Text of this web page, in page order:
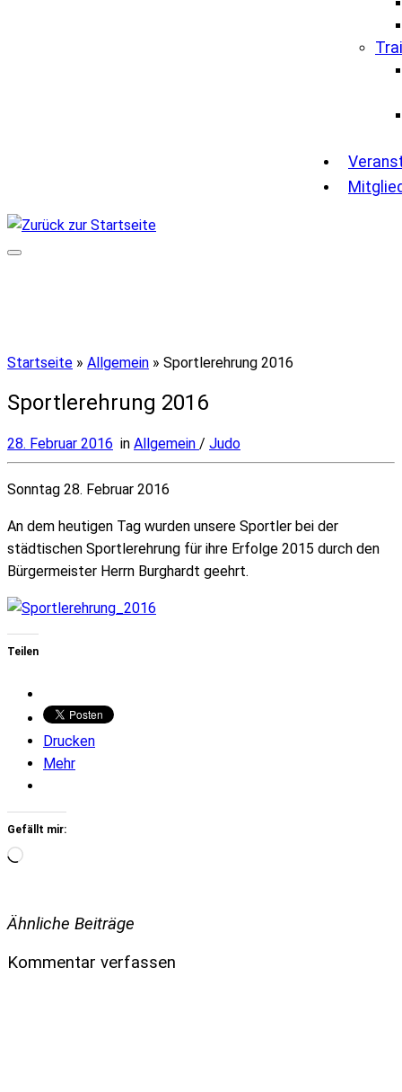
Startseite » Allgemein » Sportlerehrung 2016
Sportlerehrung 2016
28. Februar 2016 in Allgemein / Judo
Sonntag 28. Februar 2016
An dem heutigen Tag wurden unsere Sportler bei der
städtischen Sportlerehrung für ihre Erfolge 2015 durch den
Bürgermeister Herrn Burghardt geehrt.
Teilen
Drucken
Mehr
Gefällt mir:
Wird
Ähnliche Beiträge
Kommentar verfassen